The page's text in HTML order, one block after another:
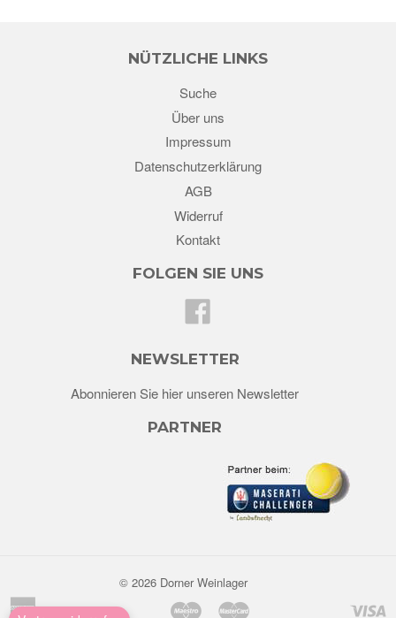
NÜTZLICHE LINKS
Suche
Über uns
Impressum
Datenschutzerklärung
AGB
Widerruf
Kontakt
FOLGEN SIE UNS
NEWSLETTER
Abonnieren Sie hier unseren Newsletter
PARTNER
© 2026 Dorner Weinlager
American Maestro